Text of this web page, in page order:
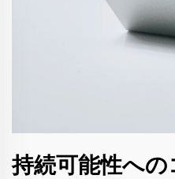
持続可能性へ